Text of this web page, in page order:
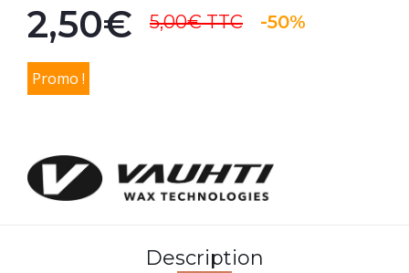
2,50€ 5,00€TTC -50%
Promo !
Description